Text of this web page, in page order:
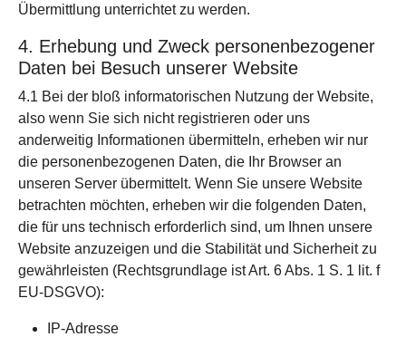
Übermittlung unterrichtet zu werden.
4. Erhebung und Zweck personenbezogener
Daten bei Besuch unserer Website
4.1 Bei der bloß informatorischen Nutzung der Website,
also wenn Sie sich nicht registrieren oder uns
anderweitig Informationen übermitteln, erheben wir nur
die personenbezogenen Daten, die Ihr Browser an
unseren Server übermittelt. Wenn Sie unsere Website
betrachten möchten, erheben wir die folgenden Daten,
die für uns technisch erforderlich sind, um Ihnen unsere
Website anzuzeigen und die Stabilität und Sicherheit zu
gewährleisten (Rechtsgrundlage ist Art. 6 Abs. 1 S. 1 lit. f
EU-DSGVO):
IP-Adresse